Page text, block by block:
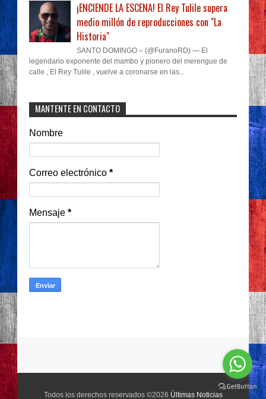
¡ENCIENDE LA ESCENA! El Rey Tulile supera
medio millón de reproducciones con "La
Historia"
SANTO DOMINGO – (@FuranoRD) — El
legendario exponente del mambo y pionero del merengue de
calle , El Rey Tulile , vuelve a coronarse en las...
MANTENTE EN CONTACTO
Nombre
Correo electrónico *
Mensaje *
Todos los derechos reservados ©2026 Últimas Noticias